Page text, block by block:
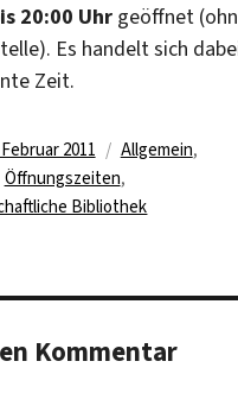
20:00 Uhr geöffnet
Es handelt sich
Zeit.
2011 Kategorien
Allgemein,
Schlagwörter
Öffnungszeiten,
Bibliothek
Kommentar